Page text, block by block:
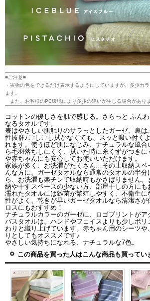
■ご注意■
・実物の色をできるだけ表示するようにしていますが、多少カ
ます。
また、お客様のPC環境により多少の違いが生じる場合があり
コットンの優しさを肌で感じる。さらっと ふん
なるタオルです。
表はやさしい肌触りのサラっとしたガーゼ、裏
性抜群♪ごしごし拭かなくても、スッと吸い付く
れます。使うほど肌になじみ、ナチュラルな風
ら毛羽落ちしにくく、拭いた時に糸くずがつき
や赤ちゃんにも安心してお使いいただけます。
家族が多く、お洗濯がたくさん…その上収納スペ
んな方に、ガーゼタオルなら通常のタオルの半
ら、お洗濯も楽チンで収納時もかさばりません
納や干すスペースの少ない方、部屋干しの方にも
濡れたタオルには雑菌が繁殖しやすく、不衛生
性がよく、乾きが早いガーゼタオルなら清潔さが
ロスにもおすすめ！
ナチュラルカラーのガーゼに、ロゴプリントがア
バスタオルは、ハンドやフェイスよりも少しボリ
わりと織り上げています。赤ちゃん用のシーツ
りとしてもオススメです♪
やさしい気持ちになれる、ナチュラルな7色。
この商品を買った人はこんな商品も買ってい